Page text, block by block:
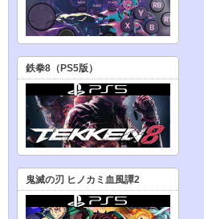
鉄拳8（PS5版）
鬼滅の刃 ヒノカミ血風譚2